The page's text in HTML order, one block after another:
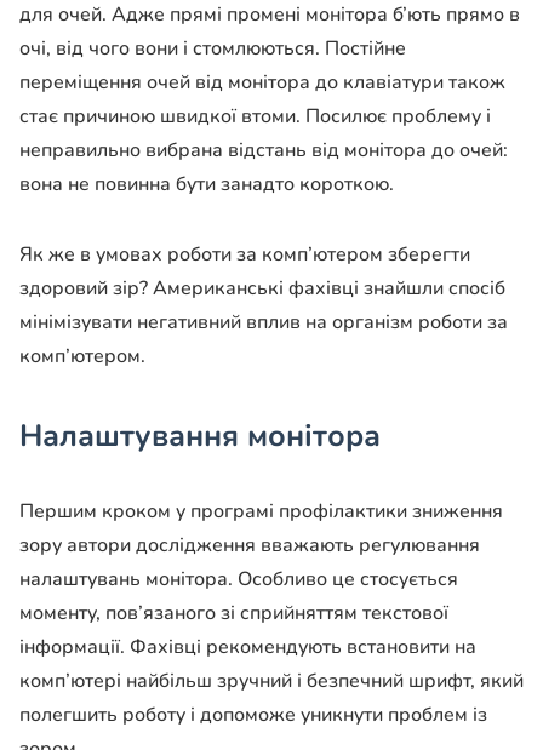
для очей. Адже прямі промені монітора б’ють прямо в
очі, від чого вони і стомлюються. Постійне
переміщення очей від монітора до клавіатури також
стає причиною швидкої втоми. Посилює проблему і
неправильно вибрана відстань від монітора до очей:
вона не повинна бути занадто короткою.
Як же в умовах роботи за комп’ютером зберегти
здоровий зір? Американські фахівці знайшли спосіб
мінімізувати негативний вплив на організм роботи за
комп’ютером.
Налаштування монітора
Першим кроком у програмі профілактики зниження
зору автори дослідження вважають регулювання
налаштувань монітора. Особливо це стосується
моменту, пов’язаного зі сприйняттям текстової
інформації. Фахівці рекомендують встановити на
комп’ютері найбільш зручний і безпечний шрифт, який
полегшить роботу і допоможе уникнути проблем із